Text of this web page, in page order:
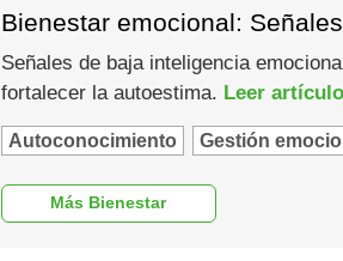
Bienestar emocional:
Señales de baja inteligencia
fortalecer la autoestima. Leer artículo
Autoconocimiento Gestión
Más Bienestar